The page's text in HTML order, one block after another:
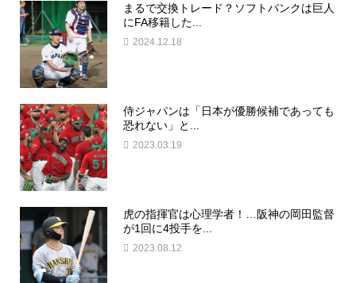
まるで交換トレード？ソフトバンクは巨人
にFA移籍した...
2024.12.18
侍ジャパンは「日本が優勝候補であっても
恐れない」と...
2023.03.19
虎の指揮官は心理学者！…阪神の岡田監督
が1回に4投手を...
2023.08.12